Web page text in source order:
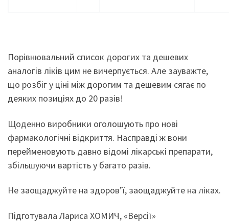
Порівнювальний список дорогих та дешевих
аналогів ліків цим не вичерпується. Але зауважте,
що розбіг у ціні між дорогим та дешевим сягає по
деяких позиціях до 20 разів!
Щоденно виробники оголошують про нові
фармакологічні відкриття. Насправді ж вони
перейменовують давно відомі лікарські препарати,
збільшуючи вартість у багато разів.
Не заощаджуйте на здоров’ї, заощаджуйте на ліках.
Підготувала Лариса ХОМИЧ, «Версії»